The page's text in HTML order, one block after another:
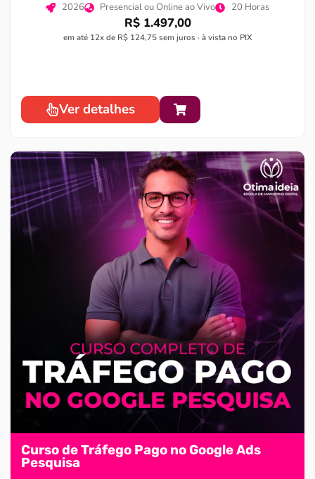
2026 Presencial ou Online ao Vivo 20 Horas
R$ 1.497,00
em até 12x de R$ 124,75 sem juros · à vista no PIX
Ver detalhes
Curso de Tráfego Pago no Google Ads
Pesquisa